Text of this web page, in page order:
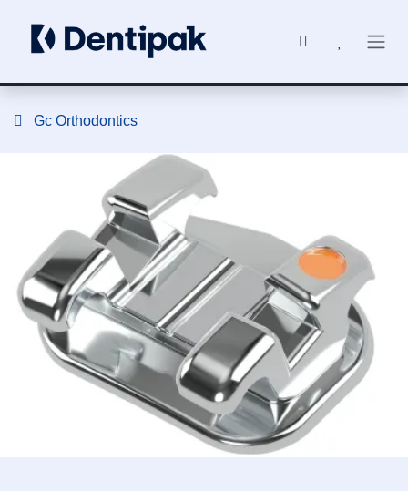
Gc Orthodontics